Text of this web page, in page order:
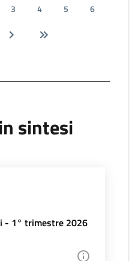
3 4 5
6
sintesi
- 1° trimestre 2026